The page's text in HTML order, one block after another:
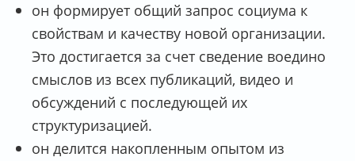
он формирует общий запрос социума к
свойствам и качеству новой организации.
Это достигается за счет сведение воедино
смыслов из всех публикаций, видео и
обсуждений с последующей их
структуризацией.
он делится накопленным опытом из